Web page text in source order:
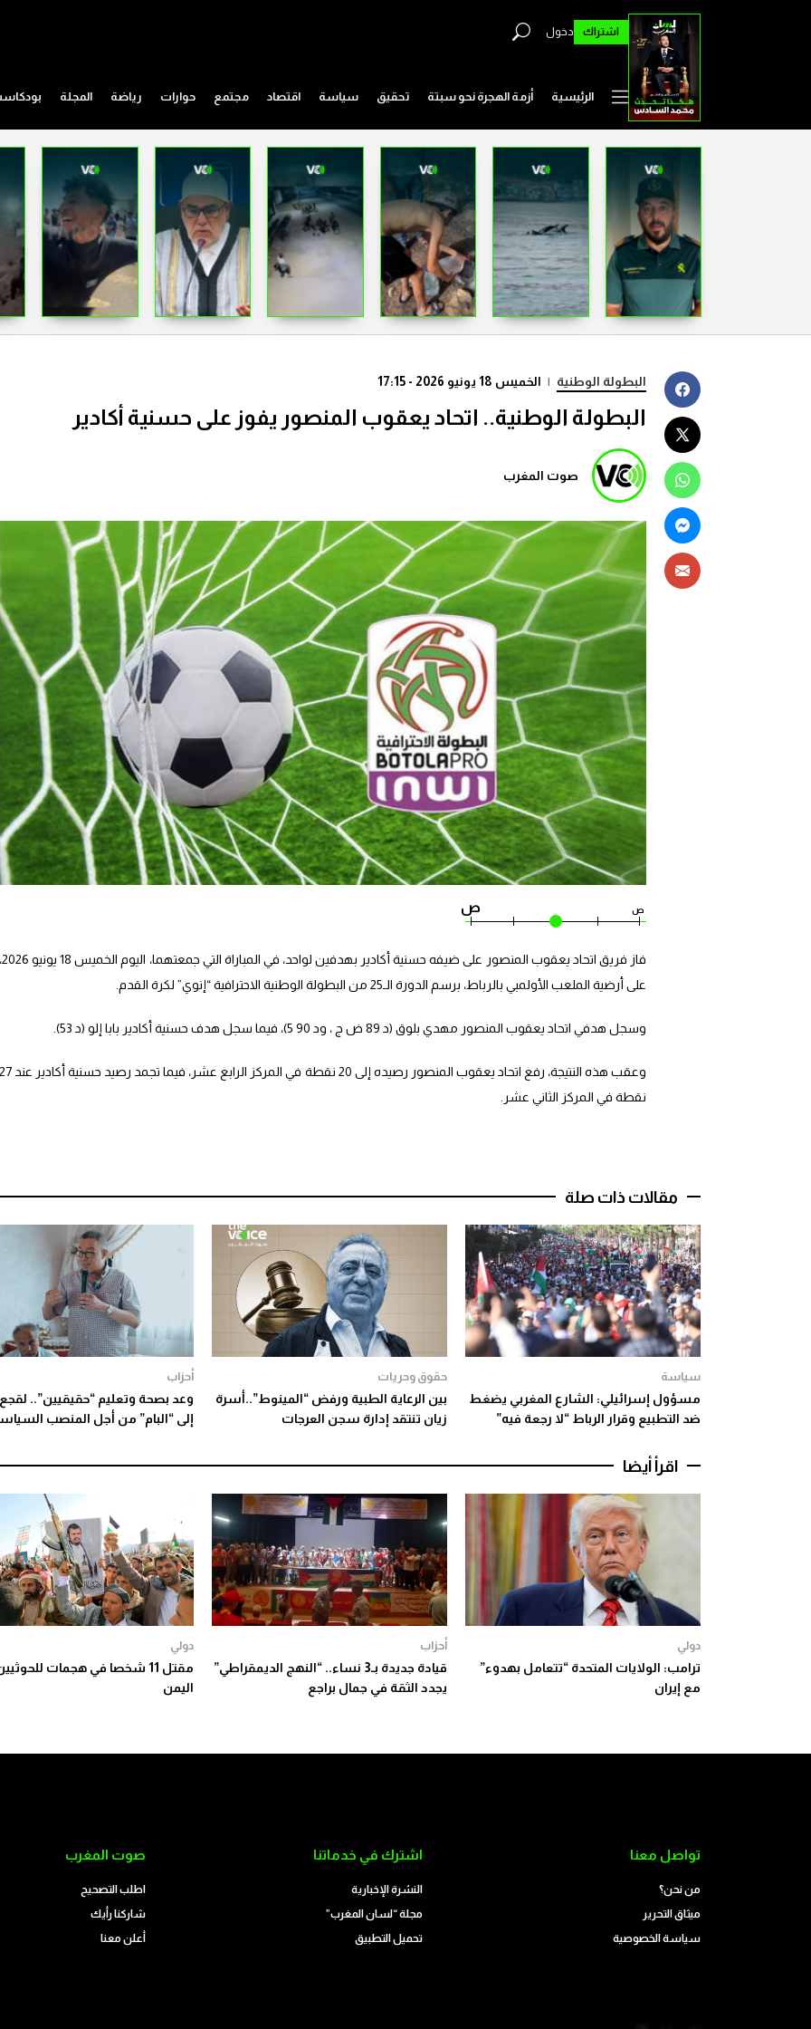
اشتراك دخول
الرئيسية أزمة الهجرة نحو سبتة تحقيق سياسة اقتصاد مجتمع حوارات رياضة المجلة
البطولة الوطنية | الخميس 18 يونيو 2026 - 17:15
البطولة الوطنية.. اتحاد يعقوب المنصور يفوز على حسنية أكادير
صوت المغرب
ص ص
فاز فريق اتحاد يعقوب المنصور على ضيفه حسنية أكادير بهدفين لواحد، في المباراة التي جمعتهما، اليوم الخميس 18 يونيو 2026،
على أرضية الملعب الأولمبي بالرباط، برسم الدورة الـ25 من البطولة الوطنية الاحترافية “إنوي” لكرة القدم.
وسجل هدفي اتحاد يعقوب المنصور مهدي بلوق (د 89 ض ج ، ود 90 5)، فيما سجل هدف حسنية أكادير بابا إلو (د 53).
وعقب هذه النتيجة، رفع اتحاد يعقوب المنصور رصيده إلى 20 نقطة في المركز الرابع عشر، فيما تجمد رصيد حسنية أكادير عند 27
نقطة في المركز الثاني عشر.
مقالات ذات صلة
سياسة
مسؤول إسرائيلي: الشارع المغربي يضغط
ضد التطبيع وقرار الرباط “لا رجعة فيه”
حقوق وحريات
بين الرعاية الطبية ورفض “المينوط”..أسرة
زيان تنتقد إدارة سجن العرجات
أحزاب
وعد بصحة وتعليم “حقيقيين”..
إلى “البام” من أجل المنصب
اقرأ أيضا
دولي
ترامب: الولايات المتحدة “تتعامل بهدوء”
مع إيران
أحزاب
قيادة جديدة بـ3 نساء.. “النهج الديمقراطي”
يجدد الثقة في جمال براجع
دولي
مقتل 11 شخصا في هجمات
اليمن
تواصل معنا
من نحن؟
ميثاق التحرير
سياسة الخصوصية
اشترك في خدماتنا
النشرة الإخبارية
مجلة “لسان المغرب”
تحميل التطبيق
صوت المغرب
اطلب التصحيح
شاركنا رأيك
أعلن معنا